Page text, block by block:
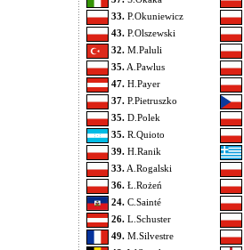
33.P.Okuniewicz
43.P.Olszewski
32.M.Paluli
35.A.Pawlus
47.H.Payer
37.P.Pietruszko
35.D.Polek
35.R.Quioto
39.H.Ranik
33.A.Rogalski
36.Ł.Rożeń
24.C.Sainté
26.L.Schuster
49.M.Silvestre